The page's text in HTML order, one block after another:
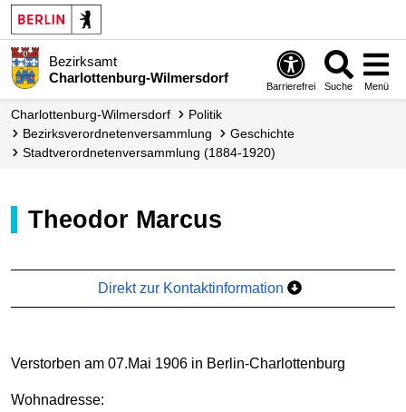
Bezirksamt
Charlottenburg-Wilmersdorf
Barrierefrei Suche Menü
Charlottenburg-Wilmersdorf
Politik
Bezirks­verordneten­versammlung
Geschichte
Stadtverordnetenversammlung (1884-1920)
Theodor Marcus
Direkt zur Kontaktinformation
Verstorben am 07.Mai 1906 in Berlin-Charlottenburg
Wohnadresse: